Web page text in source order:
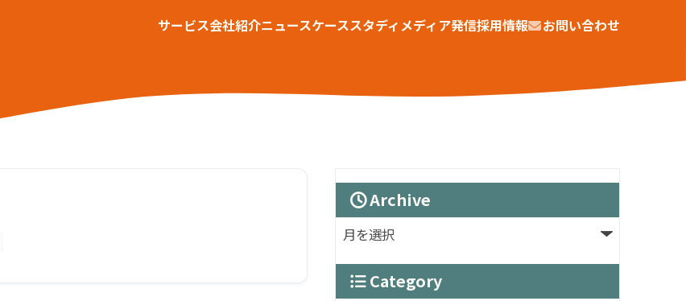
サービス会社紹介ニュースケーススタディメディア発信採用情報 お問い合わせ
Archive
Category